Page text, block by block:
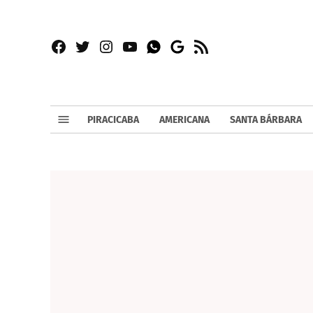
Facebook
TwitterInstagram
YouTubeWhatsapp
Google
RSS
PIRACICABA AMERICANA SANTA BÁRBARA